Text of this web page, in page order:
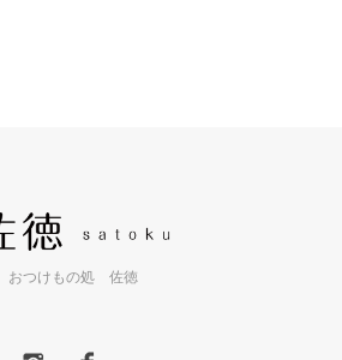
おつけもの処 佐徳